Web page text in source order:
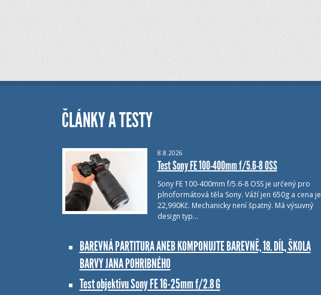
ČLÁNKY A TESTY
8.8.2026
Test Sony FE 100-400mm f/5.6-8 OSS
Sony FE 100-400mm f/5.6-8 OSS je určený pro
plnoformátová těla Sony. Váží jen 650g a cena je
22,990Kč. Mechanicky není špatný. Má výsuvný
design typ…
BAREVNÁ PARTITURA ANEB KOMPONUJTE BAREVNĚ, 18. DÍL, ŠKOLA
BARVY JANA POHRIBNÉHO
Test objektivu Sony FE 16-25mm f/2.8 G